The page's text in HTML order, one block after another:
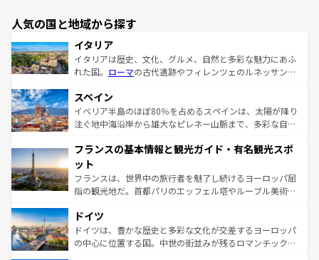
人気の国と地域から探す
イタリア
イタリアは歴史、文化、グルメ、自然と多彩な魅力にあふ
れた国。 ローマの古代遺跡やフィレンツェのルネッサンス
ろん、トスカーナの美しい田園風景やアマルフィ海岸の絶
景など、自然景観も見逃せない。観光の合間には、本場の
ピザやパスタなど、絶品のイタリア料理を堪能することも
ませてくれるイタリアで、忘れられない旅をしてみよう！
なお、新着のイタリア情報は
しい。
スペイン
イベリア半島のほぼ80％を占めるスペインは、太陽が降り
注ぐ地中海沿岸から雄大なピレネー山脈まで、多彩な自然
文化が根付くこの国では、情熱的なフラメンコ、熱気あふ
れる闘牛、そして美味しいタパスが生活の一部となってい
る。首都マドリードの洗練された雰囲気や、バルセロナの
アートに溢れた街角から、地方では古代ローマ遺跡や中世
せる。地方によって風土や気候が異なるスペインはその個
性で訪れる人を魅了する。 なお、新着のスペイン情報は コ
ンテンツ一覧を参照してほしい。
フランスの基本情報と観光ガイド・有名観光スポ
ット
フランスは、世界中の旅行者を魅了し続けるヨーロッパ屈
指の観光地だ。首都パリのエッフェル塔やルーブル美術館
で、幅広い魅力が詰まっている。華麗な宮殿、歴史的な大
聖堂、美しいビーチ、そして豊かな自然が、訪れる者を心
から魅了する。また、フランスは美食の国としても知ら
ドイツ
ドイツは、豊かな歴史と多彩な文化が交差するヨーロッパ
の中心に位置する国。中世の街並みが残るロマンチック街